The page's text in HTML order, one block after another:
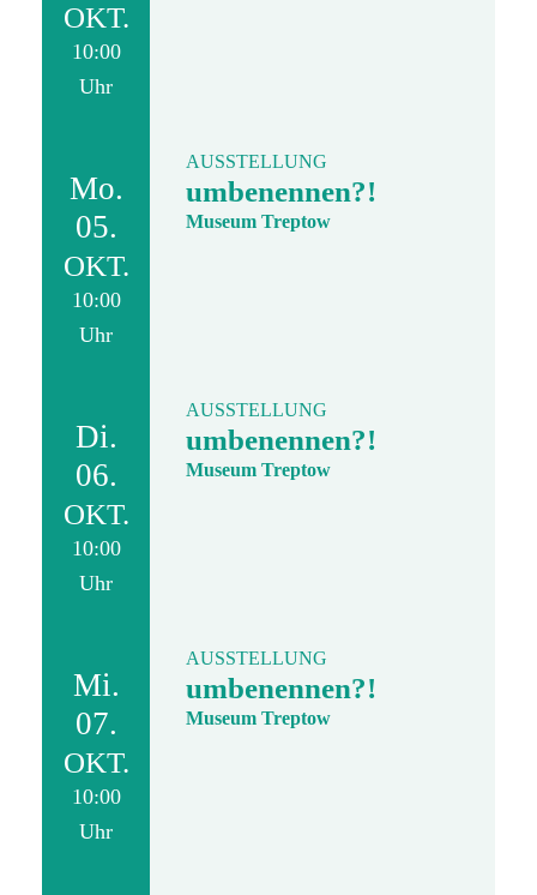
OKT.
10:00
Uhr
Mo.
05.
OKT.
10:00
Uhr
AUSSTELLUNG
umbenennen?!
Museum Treptow
Di.
06.
OKT.
10:00
Uhr
AUSSTELLUNG
umbenennen?!
Museum Treptow
Mi.
07.
OKT.
10:00
Uhr
AUSSTELLUNG
umbenennen?!
Museum Treptow